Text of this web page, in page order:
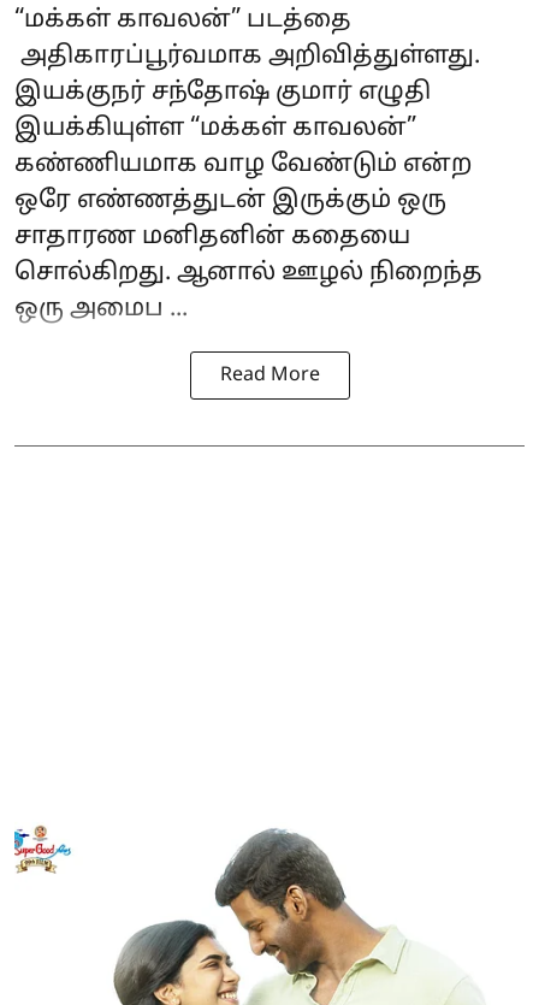
“மக்கள் காவலன்” படத்தை
அதிகாரப்பூர்வமாக அறிவித்துள்ளது.
இயக்குநர் சந்தோஷ் குமார் எழுதி
இயக்கியுள்ள “மக்கள் காவலன்”
கண்ணியமாக வாழ வேண்டும் என்ற
ஒரே எண்ணத்துடன் இருக்கும் ஒரு
சாதாரண மனிதனின் கதையை
சொல்கிறது. ஆனால் ஊழல் நிறைந்த
ஒரு அமைப ...
Read More